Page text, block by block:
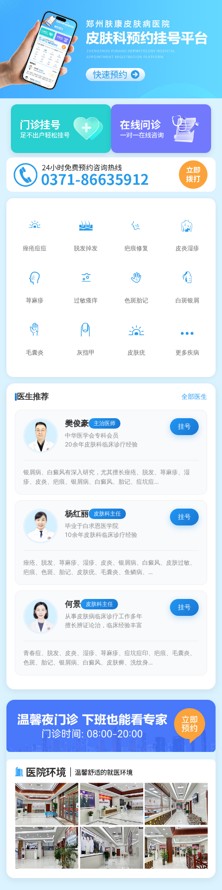
痤疮痘痘 脱发掉发 疤痕修复 皮炎湿疹
荨麻疹 过敏瘙痒 色斑胎记 白斑银屑
毛囊炎 灰指甲 皮肤疣 更多疾病
医生推荐 全部医生
樊俊豪 主治医师
中华医学会专科会员
20余年皮肤科临床诊疗经验
挂号
银屑病、白癜风有深入研究，尤其擅长痤疮、脱发、荨麻疹、湿
疹、皮炎、疤痕、银屑病、白癜风、胎记、痘坑痘...
杨红丽 皮肤科主任
毕业于白求恩医学院
10余年皮肤科临床诊疗经验
挂号
痤疮、脱发、荨麻疹、湿疹、皮炎、银屑病、白癜风、皮肤过敏、
疤痕、色斑、胎记、皮肤疣、毛囊炎、鱼鳞病、...
何景 皮肤科主任
从事皮肤病临床诊疗工作多年
擅长辨证论治，临床经验丰富
挂号
青春痘、脱发、皮炎、湿疹、荨麻疹、痘坑痘印、疤痕、毛囊炎、
色斑、胎记、银屑病、白癜风、皮肤癣、洗纹身...